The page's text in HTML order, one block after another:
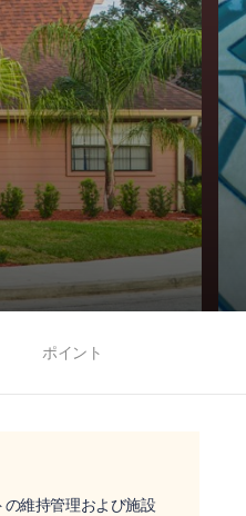
ポイント
の維持管理および施設